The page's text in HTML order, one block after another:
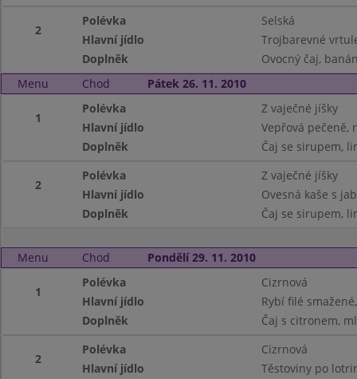
2
Polévka
Selská
Hlavní jídlo
Trojbarevné
Doplněk
Ovocný čaj,
Menu
Chod Pátek 26. 11. 2010
1
Polévka
Z vaječné jíšky
Hlavní jídlo
Vepřová pečeně,
Doplněk
Čaj se sirupem,
2
Polévka
Z vaječné jíšky
Hlavní jídlo
Ovesná kaše s
Doplněk
Čaj se sirupem,
Menu Chod Pondělí 29. 11. 2010
1
Polévka
Cizrnová
Hlavní jídlo
Rybí filé
Doplněk
Čaj s citronem,
2
Polévka
Cizrnová
Hlavní jídlo
Těstoviny po